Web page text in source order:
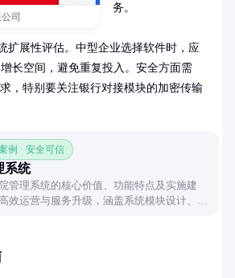
司
务。
扩展性评估。中型企业选择软件时，应
长空间，避免重复投入。安全方面需
，特别要关注银行对接模块的加密传输
例 · 安全可信
系统
管理系统的核心价值、功能特点及实施建
效运营与服务升级，涵盖系统模块设计、技